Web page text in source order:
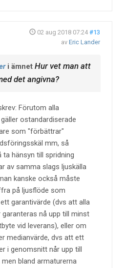
02 aug 2018 07:24 #13
av Eric Lander
i ämnet Hur vet man att
det angivna?
Förutom alla
ostandardiserade
som "förbättrar"
mm, så
hänsyn till spridning
av samma slags ljuskälla
kanske också måste
på ljusflöde som
garantivärde (dvs att alla
garanteras nå upp till minst
vid leverans), eller om
medianvärde, dvs att ett
i genomsnitt når upp till
bland armaturerna